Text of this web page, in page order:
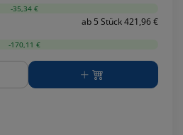
-35,34 €
ab 5 Stück 421,96 €
-170,11 €